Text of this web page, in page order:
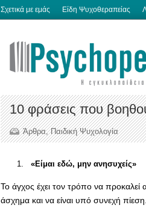
Σχετικά με εμάς Είδη Ψυχοθεραπείας
10 φράσεις που
Άρθρα,Παιδική Ψυχολογία
«Είμαι εδώ, μην ανησυχείς»
Το άγχος έχει τον τρόπο να προκαλεί
άσχημα και να είναι υπό συνεχή